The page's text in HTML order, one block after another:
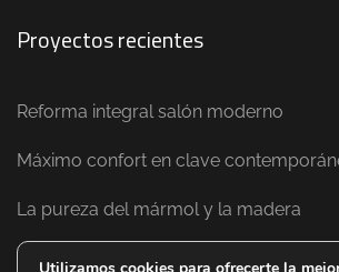
Proyectos recientes
Reforma integral salón moderno
Máximo confort en clave
La pureza del mármol y la madera